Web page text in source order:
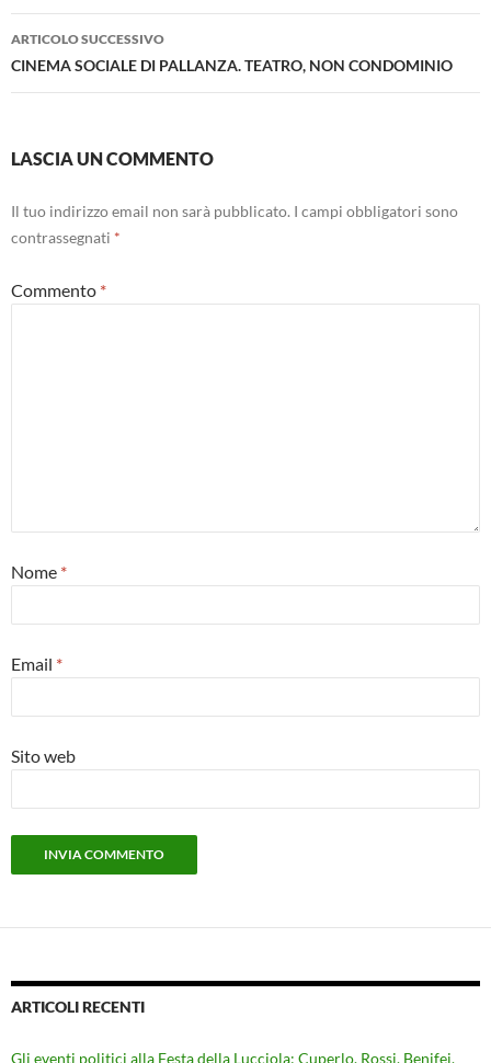
ARTICOLO SUCCESSIVO
CINEMA SOCIALE DI PALLANZA. TEATRO, NON CONDOMINIO
LASCIA UN COMMENTO
Il tuo indirizzo email non sarà pubblicato. I campi obbligatori sono
contrassegnati *
Commento *
Nome *
Email *
Sito web
ARTICOLI RECENTI
Gli eventi politici alla Festa della Lucciola: Cuperlo. Rossi, Benifei,